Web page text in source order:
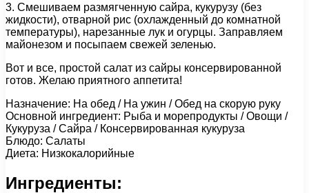
3. Смешиваем размягченную сайра, кукурузу (без
жидкости), отварной рис (охлажденный до комнатной
температуры), нарезанные лук и огурцы. Заправляем
майонезом и посыпаем свежей зеленью.
Вот и все, простой салат из сайры консервированной
готов. Желаю приятного аппетита!
Назначение: На обед / На ужин / Обед на скорую руку
Основной ингредиент: Рыба и морепродукты / Овощи /
Кукуруза / Сайра / Консервированная кукуруза
Блюдо: Салаты
Диета: Низкокалорийные
Ингредиенты: